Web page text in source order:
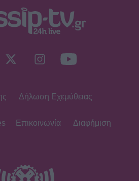
με τη σύζυγο
διακοπές τους.
Ζήτησε
Δήλωση Εχεμύθειας
Επικοινωνία Διαφήμιση